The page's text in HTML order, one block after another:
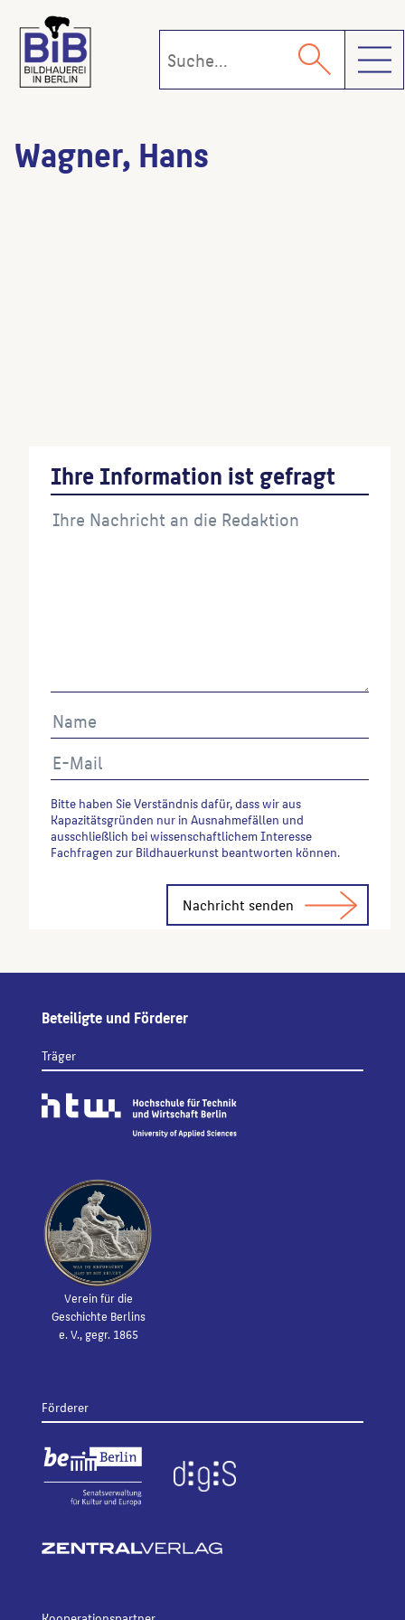
Wagner, Hans
Ihre Information ist gefragt
Bitte haben Sie Verständnis dafür, dass wir aus
Kapazitätsgründen nur in Ausnahmefällen und
ausschließlich bei wissenschaftlichem Interesse
Fachfragen zur Bildhauerkunst beantworten können.
Beteiligte und Förderer
Träger
Verein für die
Geschichte Berlins
e. V., gegr. 1865
Förderer